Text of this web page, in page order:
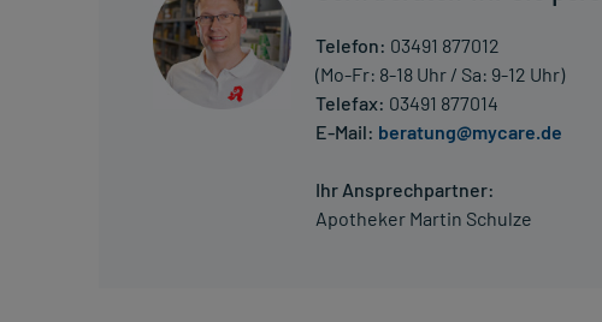
1-mal täglich
morgens, zu der ersten Mahlzeit
morgens, zu der ersten Mahlzeit
Telefon: 03491 877012
(Mo-Fr: 8-18 Uhr / Sa: 9-12 Uhr)
Telefax: 03491 877014
E-Mail: beratung@mycare.de
Ihr Ansprechpartner:
Apotheker Martin Schulze